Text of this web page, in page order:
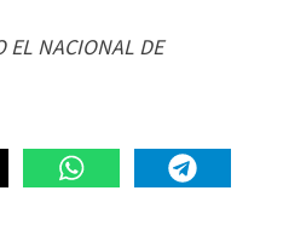
EL NACIONAL DE